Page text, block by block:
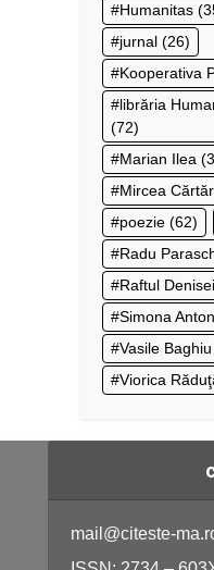
Humanitas
jurnal (26)
Kooperativa
librăria
(72)
Marian Ilea
Mircea
poezie (62)
Radu
Raftul Denisei
Simona
Vasile Baghiu
Viorica
mail@citeste-